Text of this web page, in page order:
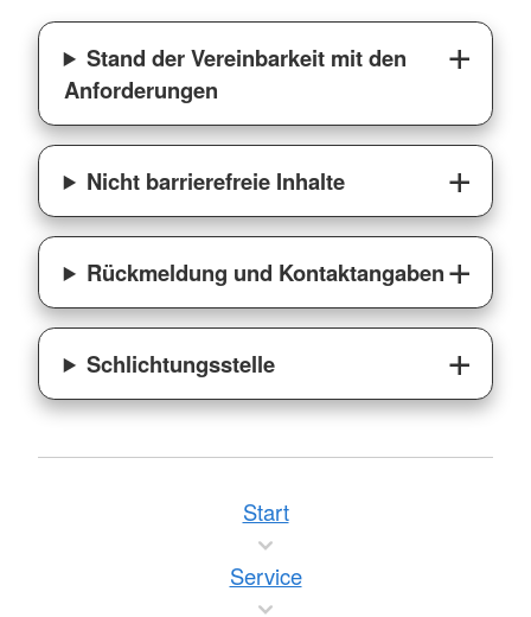
Stand der Vereinbarkeit mit den
Anforderungen
Nicht barrierefreie Inhalte
Rückmeldung und Kontaktangaben
Schlichtungsstelle
Start
Service